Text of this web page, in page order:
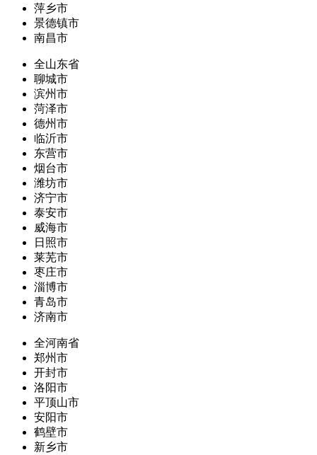
萍乡市
景德镇市
南昌市
全山东省
聊城市
滨州市
菏泽市
德州市
临沂市
东营市
烟台市
潍坊市
济宁市
泰安市
威海市
日照市
莱芜市
枣庄市
淄博市
青岛市
济南市
全河南省
郑州市
开封市
洛阳市
平顶山市
安阳市
鹤壁市
新乡市